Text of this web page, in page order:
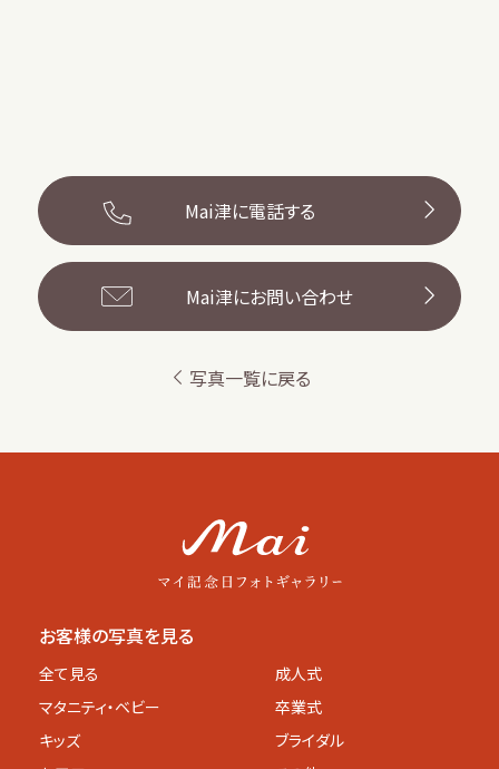
Mai津に電話する
Mai津にお問い合わせ
写真一覧に戻る
お客様の写真を見る
全て見る
マタニティ・ベビー
キッズ
成人式
卒業式
ブライダル